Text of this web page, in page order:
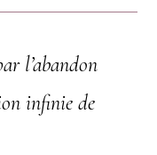
l’abandon
infinie de